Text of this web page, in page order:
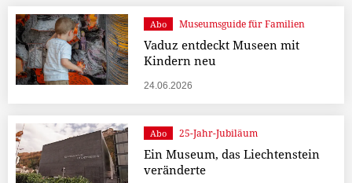
Abo Museumsguide für Familien
Vaduz entdeckt Museen mit
Kindern neu
24.06.2026
Abo 25-Jahr-Jubiläum
Ein Museum, das Liechtenstein
veränderte